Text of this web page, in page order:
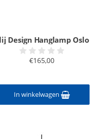
Design Hanglamp Oslo
€165,00
In winkelwagen